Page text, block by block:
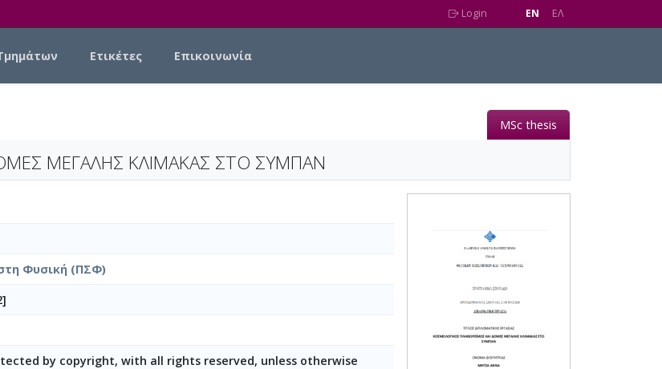
Login EN EΛ
Ετικέτες Επικοινωνία
MSc thesis
ΜΕΓΑΛΗΣ ΚΛΙΜΑΚΑΣ ΣΤΟ ΣΥΜΠΑΝ
Φυσική (ΠΣΦ)
by copyright, with all rights reserved, unless otherwise